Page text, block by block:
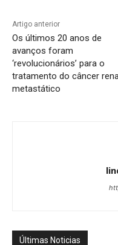
Artigo anterior
Os últimos 20 anos de
avanços foram
‘revolucionários’ para o
tratamento do câncer
metastático
Últimas Noticias